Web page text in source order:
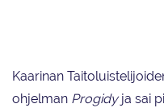
Kaarinan
ohjelman Progidyja sai